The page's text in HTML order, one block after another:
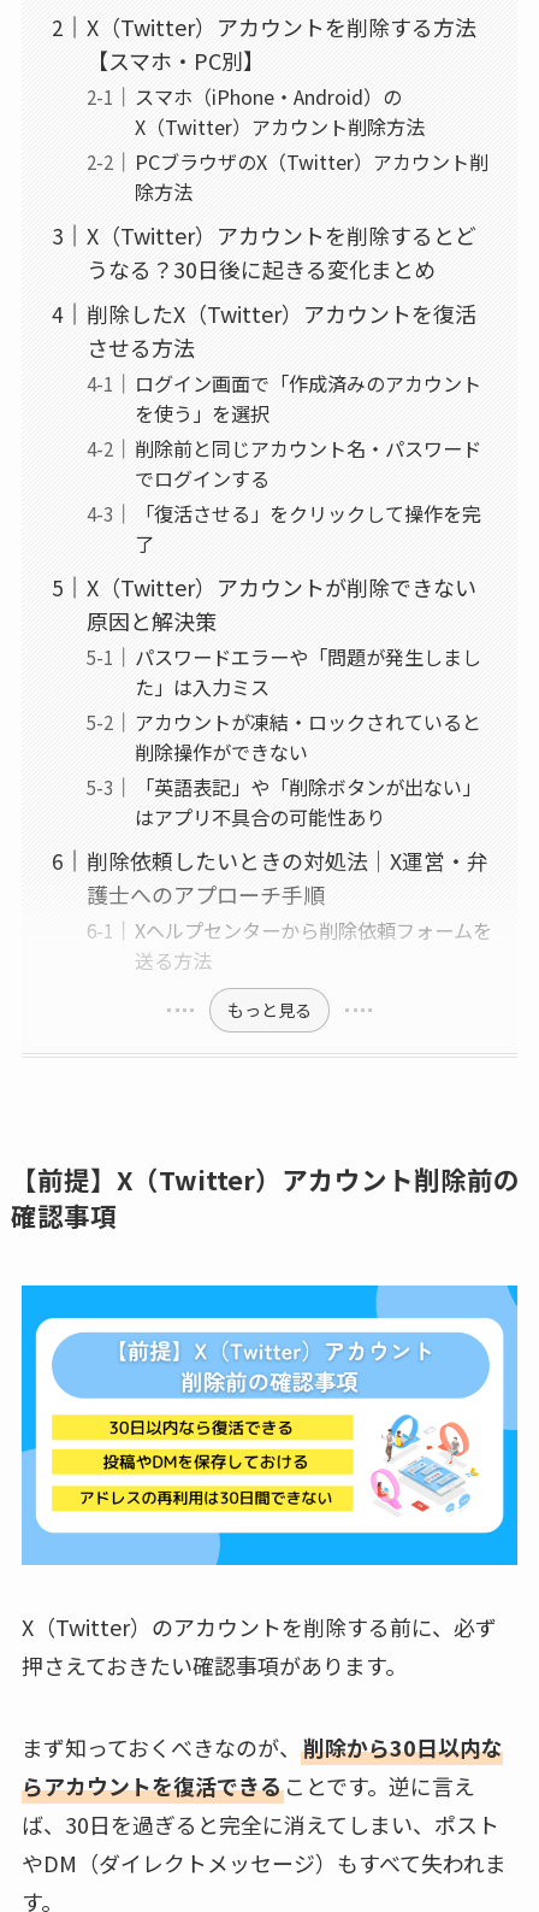
X（Twitter）アカウントを削除する方法
【スマホ・PC別】
スマホ（iPhone・Android）の
X（Twitter）アカウント削除方法
PCブラウザのX（Twitter）アカウント削
除方法
X（Twitter）アカウントを削除するとど
うなる？30日後に起きる変化まとめ
削除したX（Twitter）アカウントを復活
させる方法
ログイン画面で「作成済みのアカウント
を使う」を選択
削除前と同じアカウント名・パスワード
でログインする
「復活させる」をクリックして操作を完
了
X（Twitter）アカウントが削除できない
原因と解決策
パスワードエラーや「問題が発生しまし
た」は入力ミス
アカウントが凍結・ロックされていると
削除操作ができない
「英語表記」や「削除ボタンが出ない」
はアプリ不具合の可能性あり
削除依頼したいときの対処法｜X運営・弁
護士へのアプローチ手順
Xヘルプセンターから削除依頼フォームを
送る方法
もっと見る
【前提】X（Twitter）アカウント削除前の
確認事項
X（Twitter）のアカウントを削除する前に、必ず
押さえておきたい確認事項があります。
まず知っておくべきなのが、 削除から30日以内な
らアカウントを復活できることです。逆に言え
ば、30日を過ぎると完全に消えてしまい、ポスト
やDM（ダイレクトメッセージ）もすべて失われま
す。